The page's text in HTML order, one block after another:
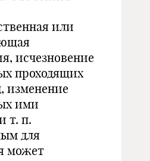
или
исчезновение
проходящих
изменение
ими
т. п.
для
может